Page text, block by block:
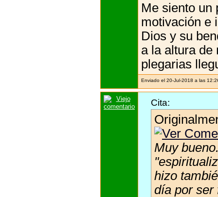
Me siento un
motivación e
Dios y su
a la altura de
plegarias
Enviado el 20-Jul-2018 a las
Cita:
Muy
hizo
día por ser